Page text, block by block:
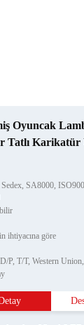
Oyuncak
Tatlı Karikatür
SA8000,
ihtiyacına göre
P, T/T, Western Union,